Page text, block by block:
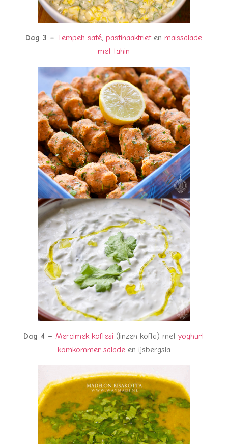
Dag 3 – Tempeh saté, pastinaakfriet en maissalade
met tahin
Dag 4 – Mercimek koftesi (linzen kofta) metyoghurt
komkommer saladeen ijsbergsla